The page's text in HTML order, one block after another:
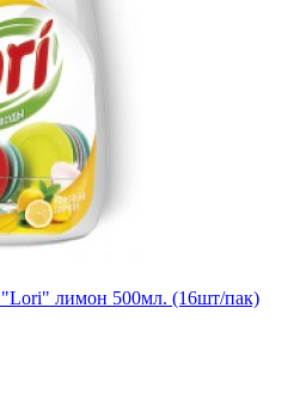
лимон 500мл. (16шт/пак)